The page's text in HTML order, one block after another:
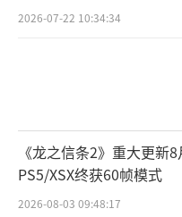
2026-07-22 10:34:34
《龙之信条2》重大更新
PS5/XSX终获60帧模式
2026-08-03 09:48:17